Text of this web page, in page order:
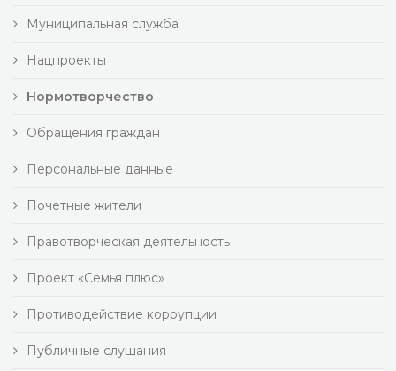
Муниципальная служба
Нацпроекты
Нормотворчество
Обращения граждан
Персональные данные
Почетные жители
Правотворческая деятельность
Проект «Семья плюс»
Противодействие коррупции
Публичные слушания